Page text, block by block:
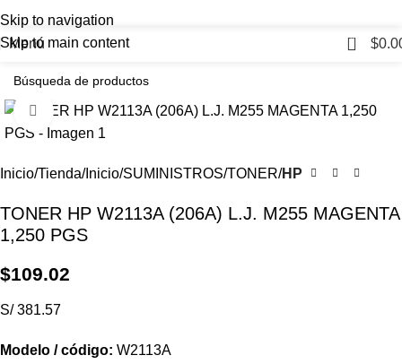
Skip to navigation
Skip to main content
Menú 0 $
Haga Click para agrandar
Inicio Tienda Inicio SUMINISTROS TONER HP
TONER HP W2113A (206A) L.J. M255 MAGENTA
1,250 PGS
$109.02
S/ 381.57
Modelo / código: W2113A